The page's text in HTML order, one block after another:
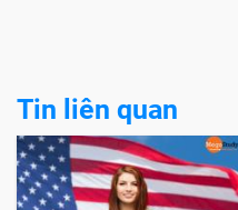
Tin liên quan